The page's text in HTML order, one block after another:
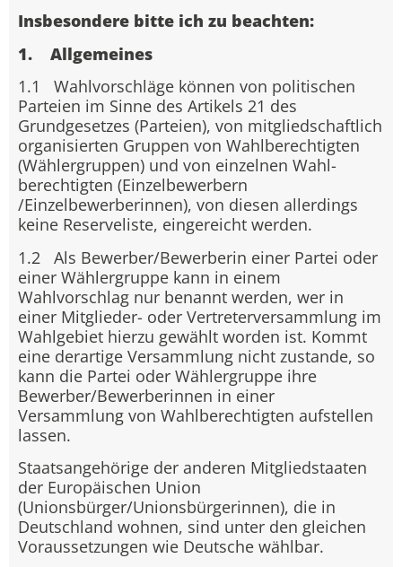
Insbesondere bitte ich zu beachten:
1. Allgemeines
1.1 Wahlvorschläge können von politischen
Parteien im Sinne des Artikels 21 des
Grundgesetzes (Parteien), von mitgliedschaftlich
organisierten Gruppen von Wahlberechtigten
(Wählergruppen) und von einzelnen Wahl-
berechtigten (Einzelbewerbern
/Einzelbewerberinnen), von diesen allerdings
keine Reserveliste, eingereicht werden.
1.2 Als Bewerber/Bewerberin einer Partei oder
einer Wählergruppe kann in einem
Wahlvorschlag nur benannt werden, wer in
einer Mitglieder- oder Vertreterversammlung im
Wahlgebiet hierzu gewählt worden ist. Kommt
eine derartige Versammlung nicht zustande, so
kann die Partei oder Wählergruppe ihre
Bewerber/Bewerberinnen in einer
Versammlung von Wahlberechtigten aufstellen
lassen.
Staatsangehörige der anderen Mitgliedstaaten
der Europäischen Union
(Unionsbürger/Unionsbürgerinnen), die in
Deutschland wohnen, sind unter den gleichen
Voraussetzungen wie Deutsche wählbar.